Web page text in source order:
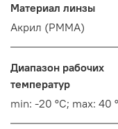
Материал линзы
Акрил (PMMA)
Диапазон рабочих
температур
min: -20 °C; max: 40